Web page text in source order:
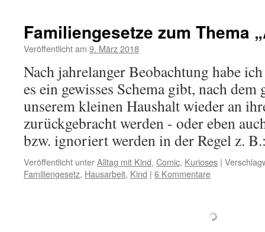
Familiengesetze zum Thema
Veröffentlicht am 9. März 2018
Nach jahrelanger Beobachtung habe
es ein gewisses Schema gibt, nach
unserem kleinen Haushalt wieder an
zurückgebracht werden - oder eben
bzw. ignoriert werden in der Regel z.
Veröffentlicht unterAlltag mit Kind, Comic, Kurioses |
Familiengesetz, Hausarbeit, Kind | 6 Kommentare